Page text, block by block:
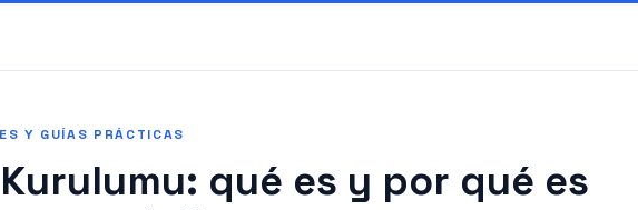
Y GUÍAS PRÁCTICAS
qué es y por qué es